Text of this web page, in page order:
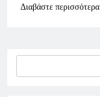
Διαβάστε περισσότερα